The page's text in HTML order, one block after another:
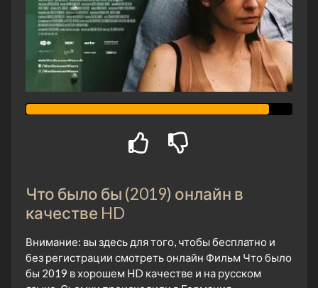
Что было бы (2019) онлайн в
качестве HD
Внимание: вы здесь для того, чтобы бесплатно и
без регистрации смотреть онлайн Фильм Что было
бы 2019 в хорошем HD качестве и на русском